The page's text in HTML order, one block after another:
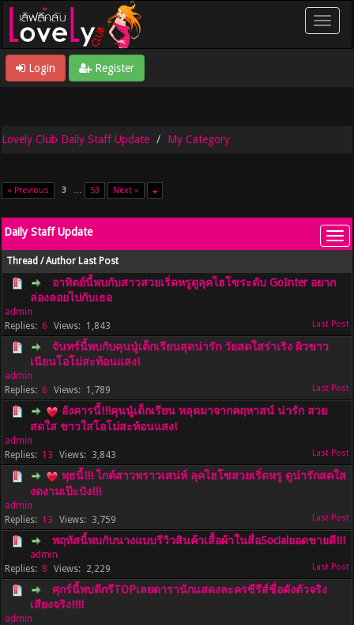
Login Register
Lovely Club Daily Staff Update My Category
« Previous 3 … 53 Next »
Daily Staff Update
Thread /Author Last Post
อาทิตย์นี้พบกับสาวสวยเริ่ดหรูดูลุคไฮโซระดับ GoInter อยาก
ล่องลอยไปกับเธอ
admin
6
1,843
จันทร์นี้พบกับคุนนู๋เด็กเรียนสุดน่ารัก วัยสดใสร่าเริง ผิวขาว
เนียนโอโม่สะท้อนแสง!
admin
6
1,789
อังคารนี้!!!คุนนู๋เด็กเรียน หลุดมาจากคฤหาสน์ น่ารัก สวย
สดใส ขาวใสโอโม่สะท้อนแสง!
admin
13
3,843
พุธนี้!!! ไกด์สาวพราวเสน่ห์ ลุคไฮโซสวยเริ่ดหรู ดูน่ารักสดใส
งดงามเป๊ะปัง!!!
admin
13
3,759
พฤหัสนี้พบกับนางแบบรีวิวสินค้าเสื้อผ้าในสื่อSocialยอดขายดี!!!
admin
8
2,229
ศุกร์นี้พบดีกรีTOPเลยดารานักแสดงละครซีรีส์ชื่อดังตัวจริง
เสียงจริง!!!!
admin